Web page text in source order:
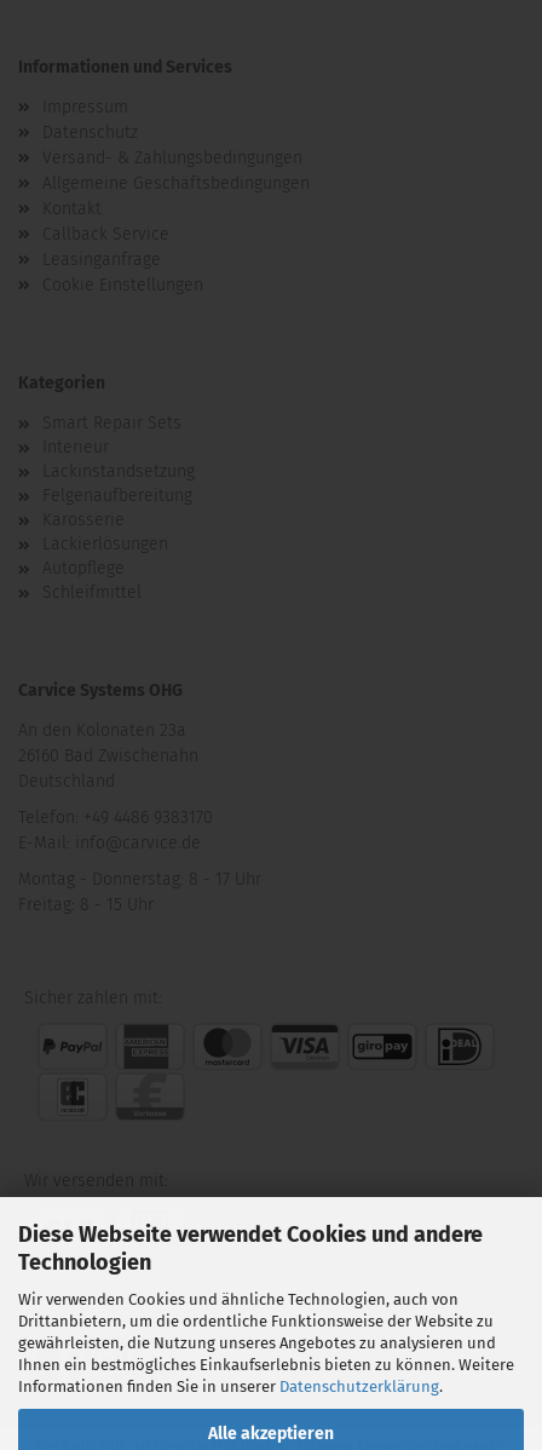
Diese Webseite verwendet Cookies und andere
Technologien
Wir verwenden Cookies und ähnliche Technologien, auch von
Drittanbietern, um die ordentliche Funktionsweise der Website zu
gewährleisten, die Nutzung unseres Angebotes zu analysieren und
Ihnen ein bestmögliches Einkaufserlebnis bieten zu können. Weitere
Informationen finden Sie in unserer Datenschutzerklärung.
Alle akzeptieren
Informationen und Services
Impressum
Datenschutz
Versand- & Zahlungsbedingungen
Allgemeine Geschäftsbedingungen
Kontakt
Callback Service
Leasinganfrage
Cookie Einstellungen
Kategorien
Smart Repair Sets
Interieur
Lackinstandsetzung
Felgenaufbereitung
Karosserie
Lackierlösungen
Autopflege
Schleifmittel
Carvice Systems OHG
An den Kolonaten 23a
26160 Bad Zwischenahn
Deutschland
Telefon: +49 4486 9383170
E-Mail: info@carvice.de
Montag - Donnerstag: 8 - 17 Uhr
Freitag: 8 - 15 Uhr
Sicher zahlen mit:
Wir versenden mit:
Folgen Sie uns auf:
Verkauf nur an Geschäftskunden, Firmen, Gewerbetreibende,